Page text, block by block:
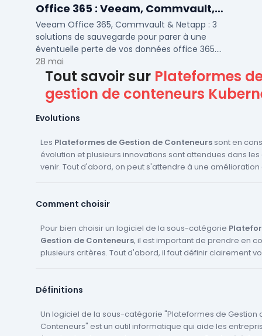
Office 365 : Veeam, Commvault,
Netapp
Veeam Office 365, Commvault & Netapp : 3
solutions de sauvegarde pour parer à une
éventuelle perte de vos données office 365.
Voici notre ...
28 mai
Tout savoir sur Plateformes
gestion de conteneurs
Evolutions
Les Plateformes de Gestion de Conteneurssont en
évolution et plusieurs innovations sont attendues dans
venir. Tout d'abord, on peut s'attendre à une amélioration
autonome les différents conteneurs d'une entreprise. De
d'analyse de données. Ces outils permettront aux
comprendre et optimiser l'utilisation de leurs conteneurs.
s'attendre à une meilleure intégration avec les autres
Comment choisir
Pour bien choisir un logiciel de la sous-catégorie
Gestion de Conteneurs, il est important de prendre en
plusieurs critères. Tout d'abord, il faut définir clairement
Foxeet.fr. Ces plateformes vous permettent de filtrer les
fonction de vos critères et de consulter les avis des
Définitions
Un logiciel de la sous-catégorie "Plateformes de Gestion
Conteneurs" est un outil informatique qui aide les